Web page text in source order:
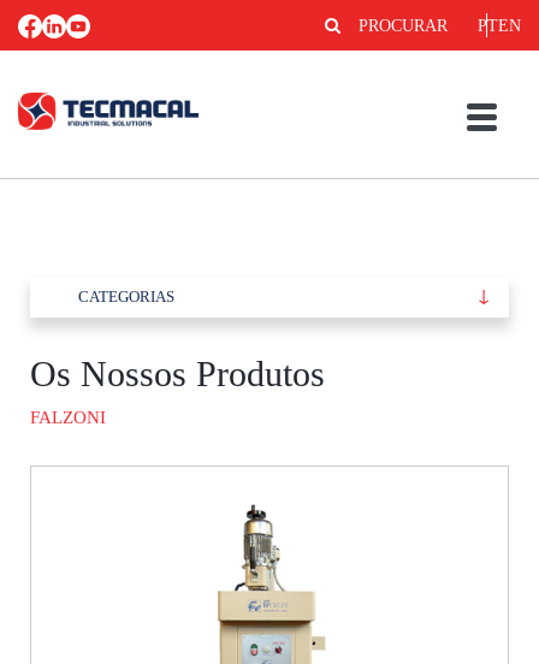
EN
PT
PROCURAR
CATEGORIAS
Os Nossos Produtos
FALZONI